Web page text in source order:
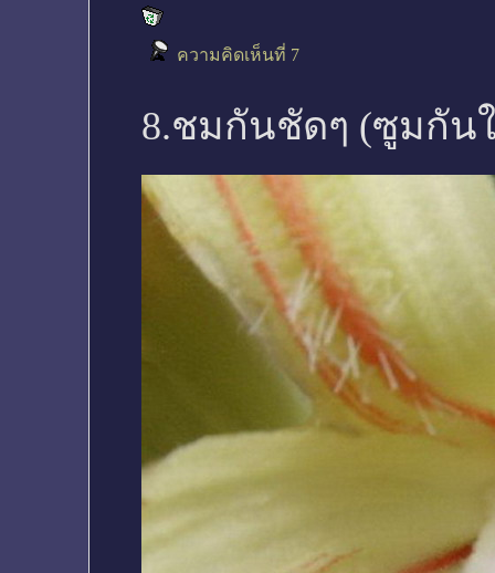
ความคิดเห็นที่ 7
8.ชมกันชัดๆ (ซูมกัน